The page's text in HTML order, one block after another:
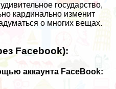
государство,
кардинально изменит
о многих вещах.
Facebook):
аккаунта FaceBook: